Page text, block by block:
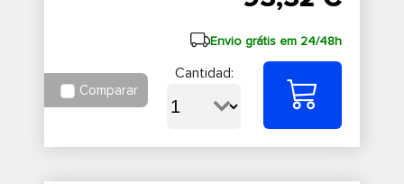
Envio grátis em 24/48h
Comparar
Cantidad: